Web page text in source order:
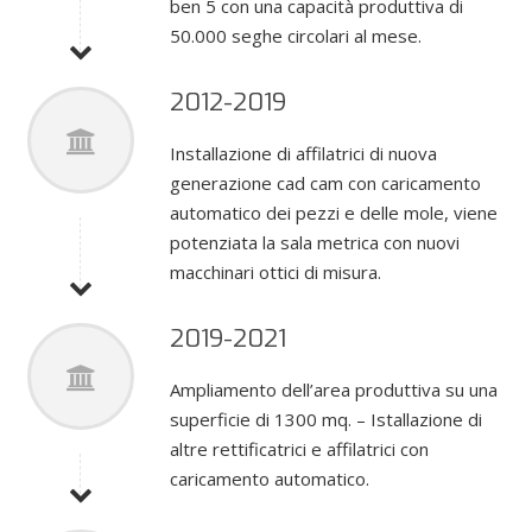
ben 5 con una capacità produttiva di
50.000 seghe circolari al mese.
2012-2019
Installazione di affilatrici di nuova
generazione cad cam con caricamento
automatico dei pezzi e delle mole, viene
potenziata la sala metrica con nuovi
macchinari ottici di misura.
2019-2021
Ampliamento dell’area produttiva su una
superficie di 1300 mq. – Istallazione di
altre rettificatrici e affilatrici con
caricamento automatico.